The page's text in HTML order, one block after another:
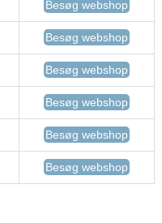
Besøg webshop
Besøg webshop
Besøg webshop
Besøg webshop
Besøg webshop
Besøg webshop